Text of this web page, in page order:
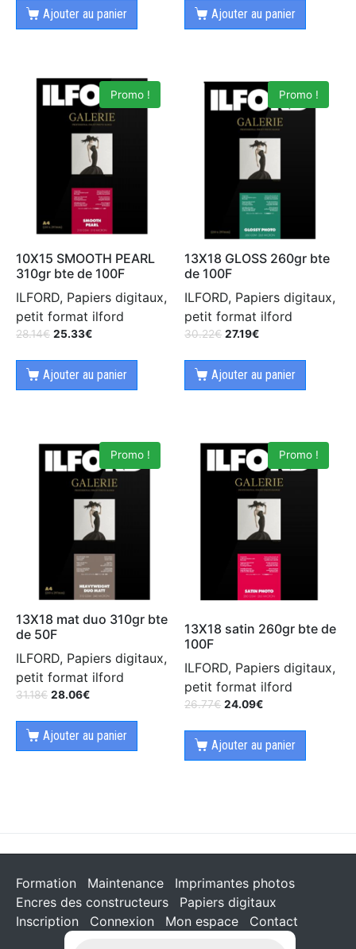
Ajouter au panier Ajouter au panier
Promo !
10X15 SMOOTH PEARL
310gr bte de 100F
ILFORD, Papiers digitaux,
petit format ilford
28.14€ 25.33€
Ajouter au panier
Promo !
13X18 GLOSS 260gr bte
de 100F
ILFORD, Papiers digitaux,
petit format ilford
30.22€ 27.19€
Ajouter au panier
Promo !
13X18 mat duo 310gr bte
de 50F
ILFORD, Papiers digitaux,
petit format ilford
31.18€ 28.06€
Ajouter au panier
Promo !
13X18 satin 260gr bte de
100F
ILFORD, Papiers digitaux,
petit format ilford
26.77€ 24.09€
Ajouter au panier
Formation Maintenance
Imprimantes photos
Encres des constructeurs
Papiers digitaux
Inscription
Connexion Mon espace Contact